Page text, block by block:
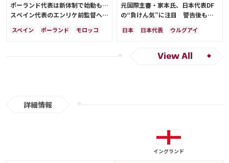
ポーランド代表は新体制で始動も…
スペイン代表のエンリケ前監督への
スペイン ポーランド
モロッコ
元国際主審・家本氏、日本代表DF
の“負けん気”に注目 警告後も激
た」
日本 日本代表
ウルグアイ
View All
詳細情報
イングランド